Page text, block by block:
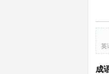
英
成